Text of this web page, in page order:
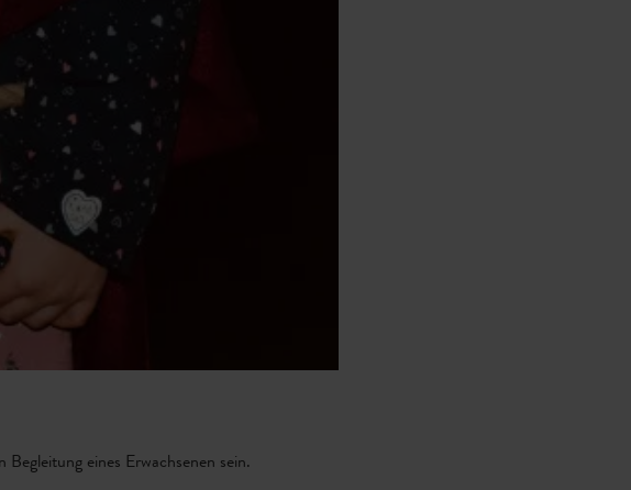
eines Erwachsenen sein.